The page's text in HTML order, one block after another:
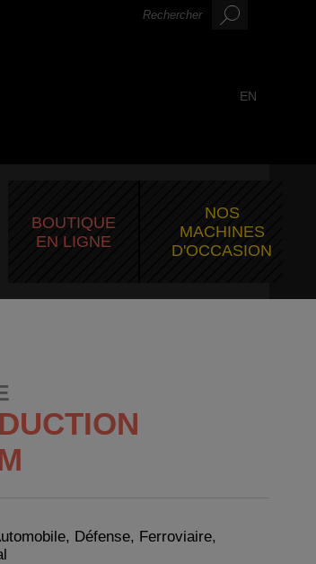
EN
BOUTIQUE
EN LIGNE
NOS
MACHINES
D'OCCASION
Défense, Ferroviaire,